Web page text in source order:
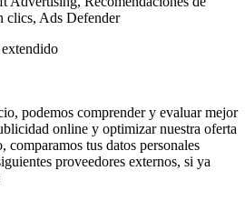
clics, Ads Defender
podemos comprender y evaluar mejor
online y optimizar nuestra oferta
comparamos tus datos personales
proveedores externos, si ya